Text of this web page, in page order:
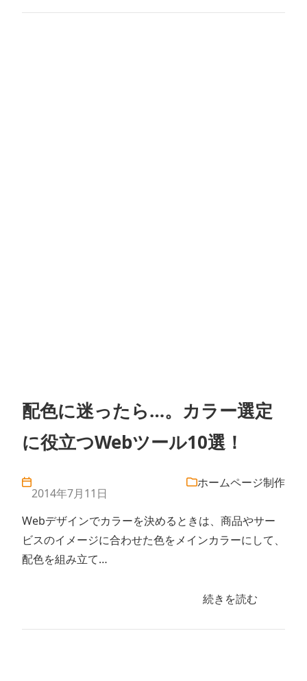
配色に迷ったら…。カラー選定
に役立つWebツール10選！
2014年7月11日
ホームページ制作
Webデザインでカラーを決めるときは、商品やサー
ビスのイメージに合わせた色をメインカラーにして、
配色を組み立て…
続きを読む